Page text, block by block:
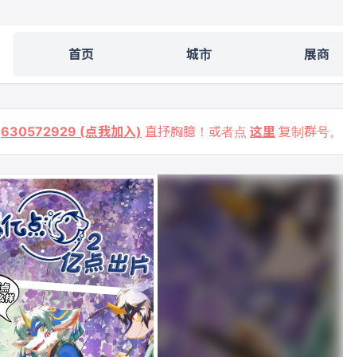
首页 城市 展商
630572929 (点我加入) 直抒胸臆！或者点 这里 复制群号。